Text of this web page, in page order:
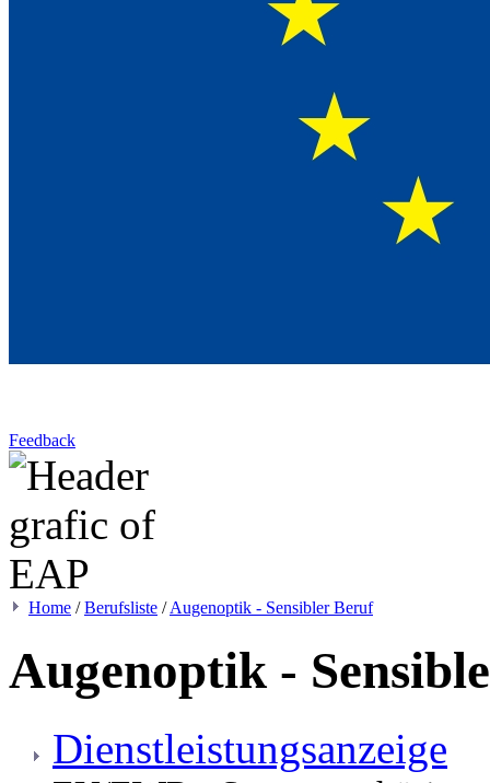
Feedback
Home /Berufsliste /Augenoptik - Sensibler Beruf
Augenoptik -
Dienstleistungsanzeige